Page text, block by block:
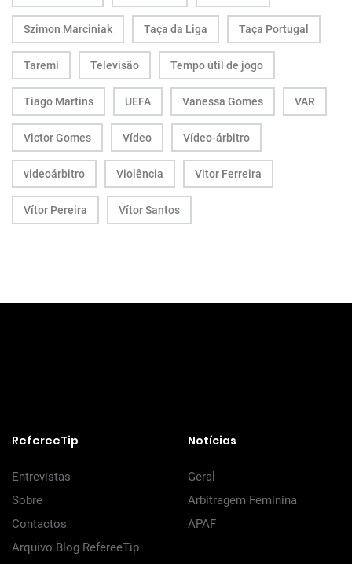
Szimon Marciniak Taça da Liga Taça Portugal
Taremi Televisão Tempo útil de jogo
Tiago Martins UEFA Vanessa Gomes VAR
Victor Gomes Vídeo Vídeo-árbitro
videoárbitro Violência Vitor Ferreira
Vítor Pereira Vítor Santos
RefereeTip
Entrevistas
Sobre
Contactos
Arquivo Blog RefereeTip
Notícias
Geral
Arbitragem Feminina
APAF